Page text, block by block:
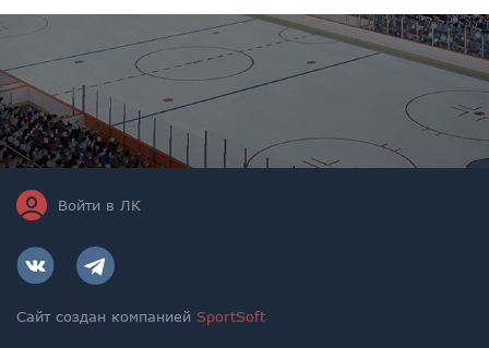
Войти в ЛК
Сайт создан компанией SportSoft